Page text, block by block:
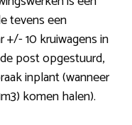
tevens een
+/- 10 kruiwagens in
post opgestuurd,
inplant (wanneer
komen halen).